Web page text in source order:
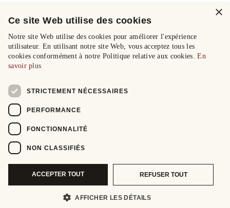
×
Ce site Web utilise des cookies
Notre site Web utilise des cookies pour améliorer l'expérience
utilisateur. En utilisant notre site Web, vous acceptez tous les
cookies conformément à notre Politique relative aux cookies.En
savoir plus
STRICTEMENT NÉCESSAIRES
PERFORMANCE
FONCTIONNALITÉ
NON CLASSIFIÉS
ACCEPTER TOUT REFUSER TOUT
AFFICHER LES DÉTAILS